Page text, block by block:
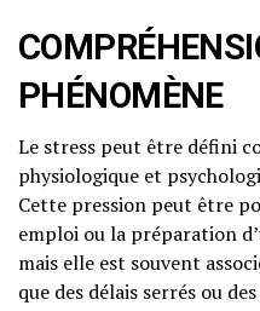
PHÉNOMÈNE
Le stress peut être défini
physiologique et
Cette pression peut être
emploi ou la préparation
mais elle est souvent
que des délais serrés ou